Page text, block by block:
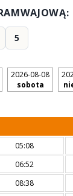
5
2026-08-08
sobota
05:08
06:52
08:38